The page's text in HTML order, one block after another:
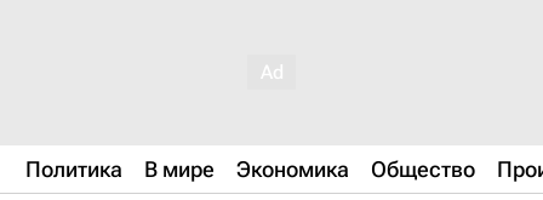
Политика В мире Экономика Общество